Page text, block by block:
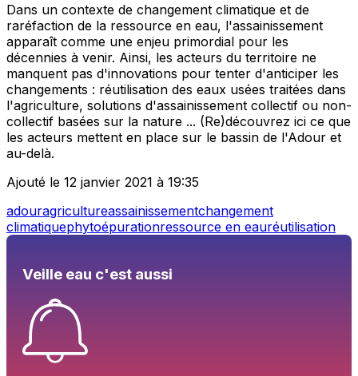
Dans un contexte de changement climatique et de
raréfaction de la ressource en eau, l'assainissement
apparaît comme une enjeu primordial pour les
décennies à venir. Ainsi, les acteurs du territoire ne
manquent pas d'innovations pour tenter d'anticiper les
changements : réutilisation des eaux usées traitées dans
l'agriculture, solutions d'assainissement collectif ou non-
collectif basées sur la nature ... (Re)découvrez ici ce que
les acteurs mettent en place sur le bassin de l'Adour et
au-delà.
Ajouté le 12 janvier 2021 à 19:35
adouragricultureassainissementchangement
climatiquephytoépurationressource en eauréutilisation
Veille eau c'est aussi